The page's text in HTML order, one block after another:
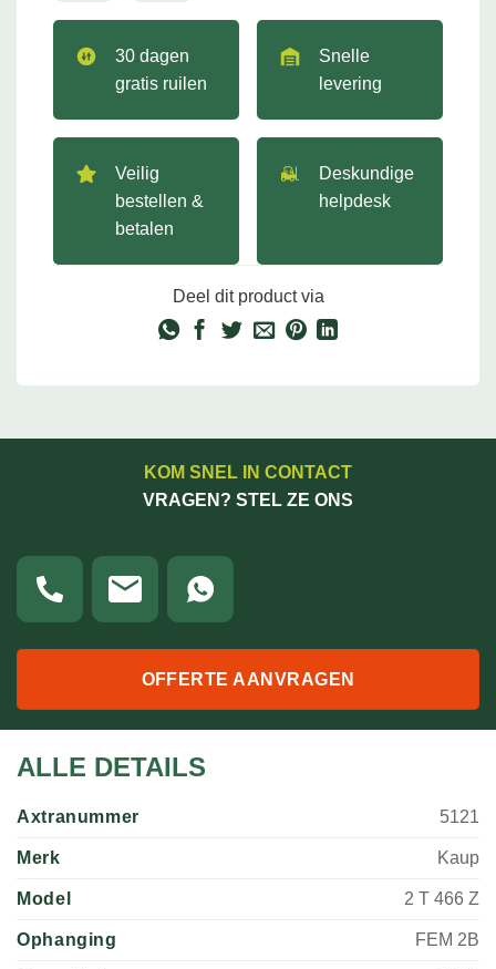
30 dagen
gratis ruilen
Snelle
levering
Veilig
bestellen &
betalen
Deskundige
helpdesk
Deel dit product via
KOM SNEL IN CONTACT
VRAGEN? STEL ZE ONS
OFFERTE AANVRAGEN
ALLE DETAILS
Axtranummer 5121
Merk Kaup
Model 2 T 466 Z
Ophanging FEM 2B